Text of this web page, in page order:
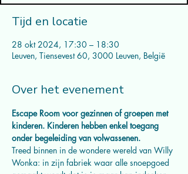
Tijd en locatie
28 okt 2024, 17:30 – 18:30
Leuven, Tiensevest 60, 3000 Leuven, België
Over het evenement
Escape Room voor gezinnen of groepen met
kinderen. Kinderen hebben enkel toegang
onder begeleiding van volwassenen.
Treed binnen in de wondere wereld van Willy
Wonka: in zijn fabriek waar alle snoepgoed